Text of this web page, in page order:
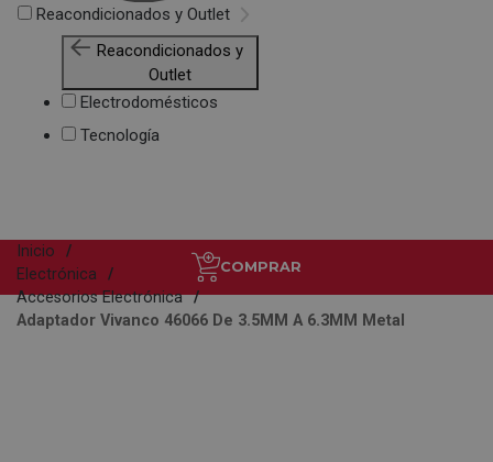
Reacondicionados y Outlet
Reacondicionados y
Outlet
Electrodomésticos
Tecnología
COMPRAR
Inicio
Electrónica
Accesorios Electrónica
Adaptador Vivanco 46066 De 3.5MM A 6.3MM Metal